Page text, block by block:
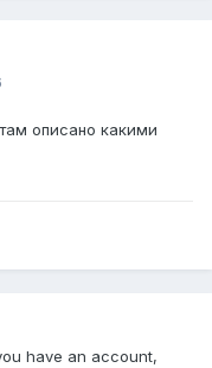
описано какими
have an account,